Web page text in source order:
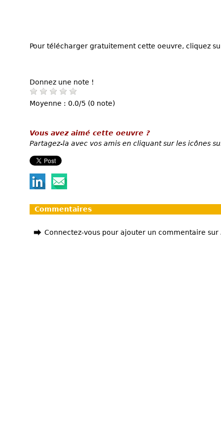
Pour télécharger gratuitement cette oeuvre, cliquez
Donnez une note !
Moyenne : 0.0/5 (0 note)
Vous avez aimé cette oeuvre ?
Partagez-la avec vos amis en cliquant sur les icônes
Commentaires
Connectez-vous pour ajouter un commentaire sur